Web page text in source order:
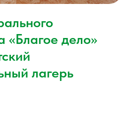
«Благое дело»
лагерь